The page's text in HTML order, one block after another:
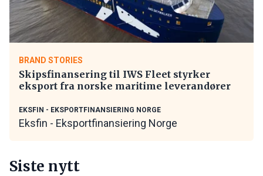
BRAND STORIES
Skipsfinansering til IWS Fleet styrker
eksport fra norske maritime leverandører
EKSFIN - EKSPORTFINANSIERING NORGE
Eksfin - Eksportfinansiering Norge
Siste nytt